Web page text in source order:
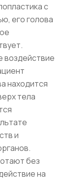
с
его голова
воздействие
находится
тела
и
без
на